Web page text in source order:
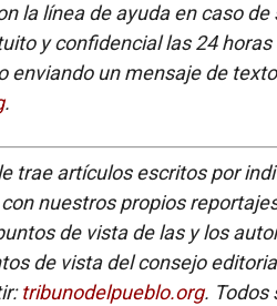
la línea de ayuda en caso de
y confidencial las 24 horas
enviando un mensaje de
.
trae artículos escritos por
nuestros propios
de vista de las y los
de vista del consejo
tribunodelpueblo.org. Todos